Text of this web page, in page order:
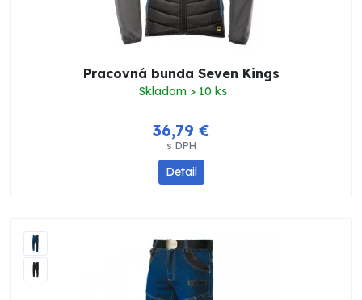
Pracovná bunda Seven Kings
Skladom > 10 ks
36,79 €
s DPH
Detail